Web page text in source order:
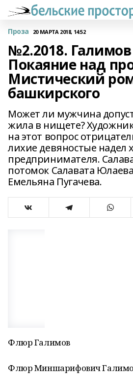
Проза 20 МАРТА 2018, 14:52
№2.2018.
Покаяние над
Мистический
башкирского
Может ли мужчина
жила в нищете?
на этот вопрос
лихие девяностые надел
предпринимателя.
потомок Салавата
Емельяна Пугачева.
Флюр Галимов
Флюр Миншарифович